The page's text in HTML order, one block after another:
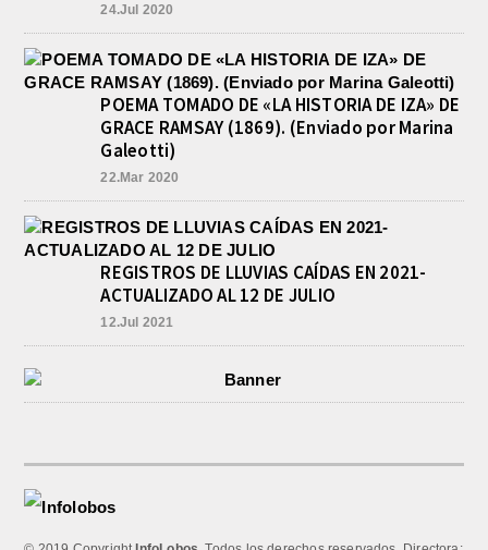
24.Jul 2020
POEMA TOMADO DE «LA HISTORIA DE IZA» DE
GRACE RAMSAY (1869). (Enviado por Marina
Galeotti)
22.Mar 2020
REGISTROS DE LLUVIAS CAÍDAS EN 2021-
ACTUALIZADO AL 12 DE JULIO
12.Jul 2021